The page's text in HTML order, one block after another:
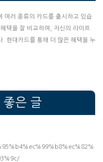
여러 종류의 카드를 출시하고 있습
택을 잘 비교하여, 자신의 라이프
현대카드를 통해 더 많은 혜택을 누
좋은 글